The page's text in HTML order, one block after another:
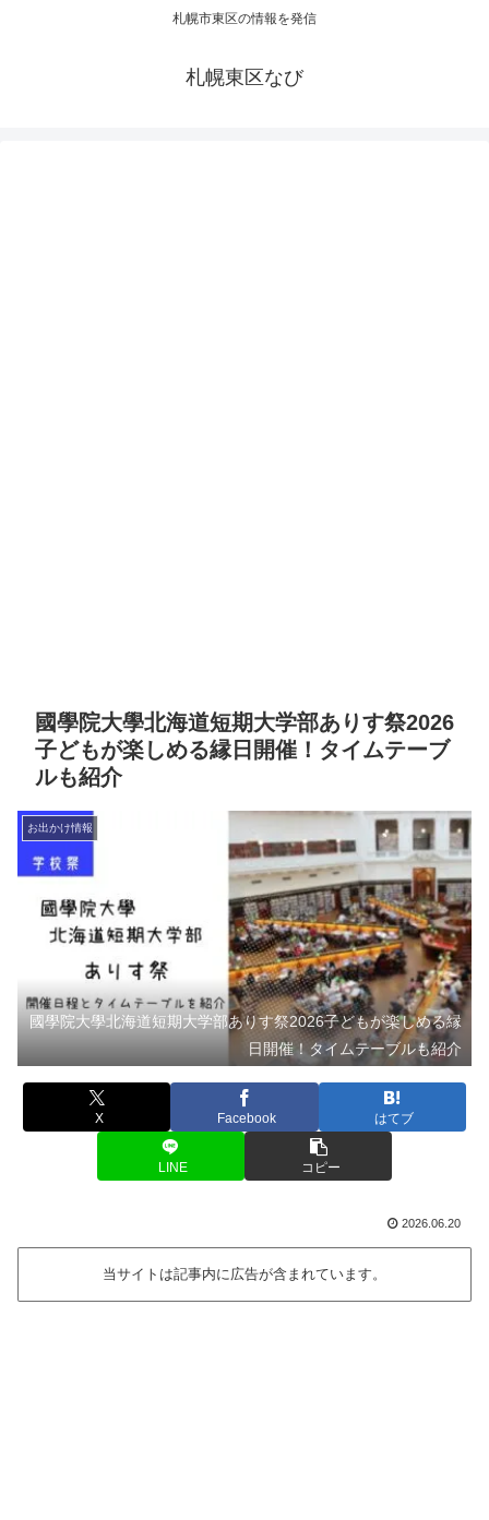
札幌市東区の情報を発信
札幌東区なび
國學院大學北海道短期大学部ありす祭2026
子どもが楽しめる縁日開催！タイムテーブ
ルも紹介
お出かけ情報
國學院大學北海道短期大学部ありす祭2026子どもが楽しめる縁
日開催！タイムテーブルも紹介
X Facebook はてブ
LINE コピー
2026.06.20
当サイトは記事内に広告が含まれています。